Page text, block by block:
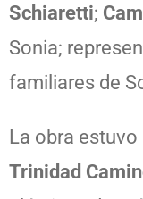
Schiaretti;
Sonia;
familiares de
La obra
Trinidad